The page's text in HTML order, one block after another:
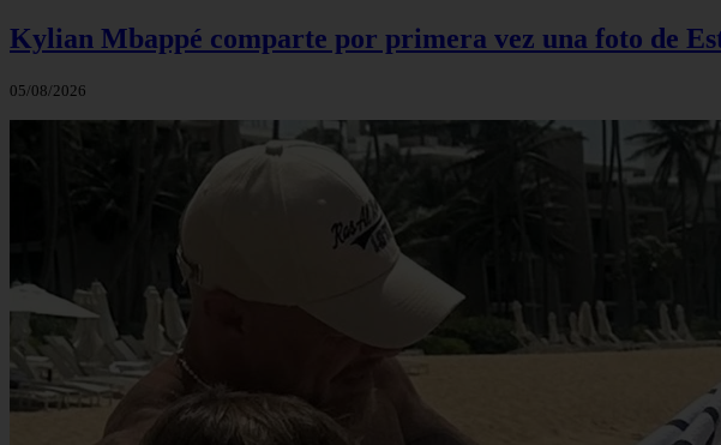
Kylian Mbappé comparte por primera vez una foto de
05/08/2026